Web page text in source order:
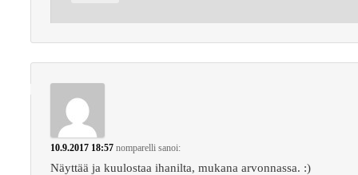
10.9.2017 18:57 nomparelli sanoi:
Näyttää ja kuulostaa ihanilta, mukana arvonnassa. :)